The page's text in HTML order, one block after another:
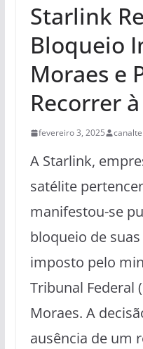
Starlink
Bloqueio
Moraes e
Recorrer
fevereiro 3, 2025
A Starlink,
satélite
manifestou-se
bloqueio de
imposto pelo
Tribunal Federal
Moraes. A
ausência de um